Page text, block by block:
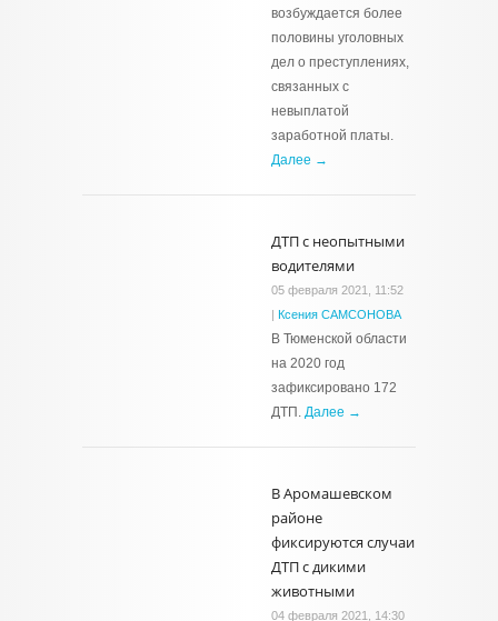
возбуждается более
половины уголовных
дел о преступлениях,
связанных с
невыплатой
заработной платы.
Далее →
ДТП с неопытными
водителями
05 февраля 2021, 11:52
| Ксения САМСОНОВА
В Тюменской области
на 2020 год
зафиксировано 172
ДТП. Далее →
В Аромашевском
районе
фиксируются случаи
ДТП с дикими
животными
04 февраля 2021, 14:30